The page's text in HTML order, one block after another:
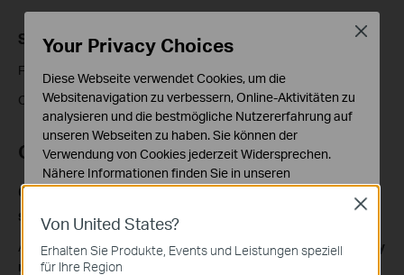
Step 2: Adjust MTU Settings
Find and tap
ClickSaveto apply the settings.
QA
Q1. How do I know if I need to change my MTU
settings?
A1. You typically only need to adjust MTU ifyour ISP specifically
requires it.
Von United States?
Erhalten Sie Produkte, Events und Leistungen speziell
für Ihre Region
Close
Your Privacy Choices
Diese Webseite verwendet Cookies, um die
Websitenavigation zu verbessern, Online-Aktivitäten zu
analysieren und die bestmögliche Nutzererfahrung auf
unseren Webseiten zu haben. Sie können der
Verwendung von Cookies jederzeit Widersprechen.
Nähere Informationen finden Sie in unseren
Datenschutzhinweisen.
Notwendige Cookies
Diese Cookies sind zur Funktion der Website
erforderlich und können in Ihren Systemen nicht
Close